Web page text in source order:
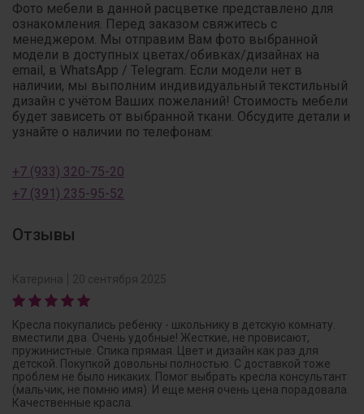
Фото мебели в данной расцветке представлено для
ознакомления. Перед заказом свяжитесь с
менеджером. Мы отправим Вам фото выбранной
модели в доступных цветах/обивках/дизайнах на
email, в WhatsApp / Telegram. Если модели нет в
наличии, мы выполним индивидуальный текстильный
дизайн с учётом Ваших пожеланий! Стоимость мебели
будет зависеть от выбранной ткани. Обсудите детали и
узнайте о наличии по телефонам:
+7 (933) 320-75-20
+7 (391) 235-95-52
Отзывы
Катерина 20 сентября 2025
Кресла покупались ребенку - школьнику в детскую комнату.
вместили два. Очень удобные! Жесткие, не провисают,
пружинистные. Спика прямая. Цвет и дизайн как раз для
детской. Покупкой довольны полностью. С доставкой тоже
проблем не было никаких. Помог выбрать кресла консультант
(мальчик, не помню имя). И еще меня очень цена порадовала.
Качественные красла.